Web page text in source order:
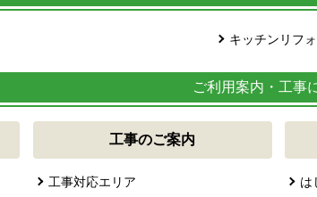
キッチンリフ
ご利用案内・工事
工事のご案内
工事対応エリア は